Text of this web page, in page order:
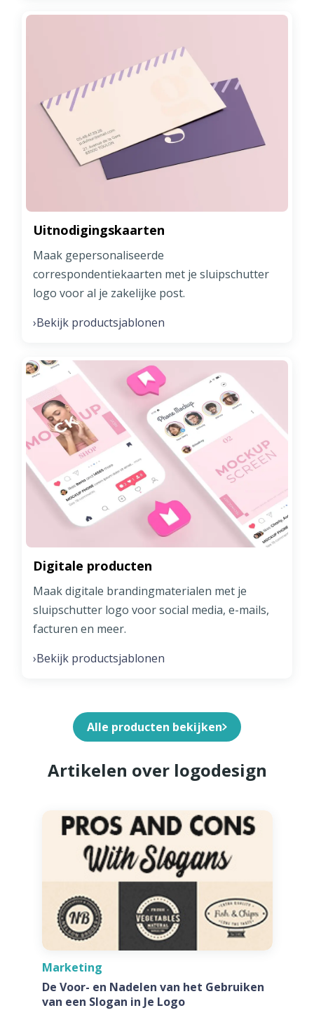
Uitnodigingskaarten
Maak gepersonaliseerde
correspondentiekaarten met je sluipschutter
logo voor al je zakelijke post.
›Bekijk productsjablonen
Digitale producten
Maak digitale brandingmaterialen met je
sluipschutter logo voor social media, e-mails,
facturen en meer.
›Bekijk productsjablonen
Alle producten bekijken
Artikelen over logodesign
Marketing
De Voor- en Nadelen van het Gebruiken
van een Slogan in Je Logo